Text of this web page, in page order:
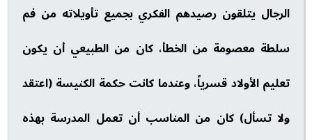
الرجال يتلقون رصيدهم الفكري بجميع تأويلاته من فم
سلطة معصومة من الخطأ، كان من الطبيعي أن يكون
تعليم الأولاد قسرياً، وعندما كانت حكمة الكنيسة (اعتقد
ولا تسأل) كان من المناسب أن تعمل المدرسة بهذه